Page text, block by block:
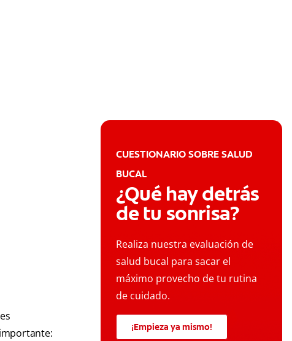
CUESTIONARIO SOBRE SALUD
BUCAL
¿Qué hay detrás
de tu sonrisa?
Realiza nuestra evaluación de
salud bucal para sacar el
máximo provecho de tu rutina
de cuidado.
¡Empieza ya mismo!